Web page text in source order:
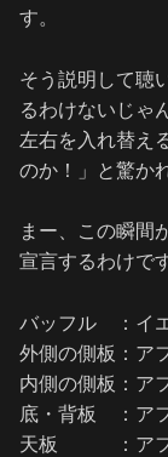
す。
そう説明して聴
るわけないじゃ
左右を入れ替え
のか！」と驚か
まー、この瞬間
宣言するわけで
バッフル ：イ
外側の側板：ア
内側の側板：ア
底・背板 ：ア
天板 ：アフ